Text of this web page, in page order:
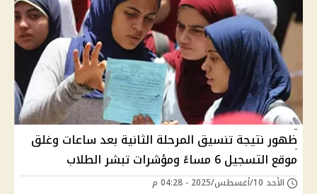
ظهور نتيجة تنسيق المرحلة الثانية بعد ساعات وغلق
موقع التسجيل 6 مساءً ومؤشرات تبشر الطلاب
الأحد 10/أغسطس/2025 - 04:28 م